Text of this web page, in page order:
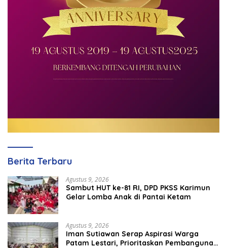
Berita Terbaru
Agustus 9, 2026
Sambut HUT ke-81 RI, DPD PKSS Karimun
Gelar Lomba Anak di Pantai Ketam
Agustus 9, 2026
Iman Sutiawan Serap Aspirasi Warga
Patam Lestari, Prioritaskan Pembangunan